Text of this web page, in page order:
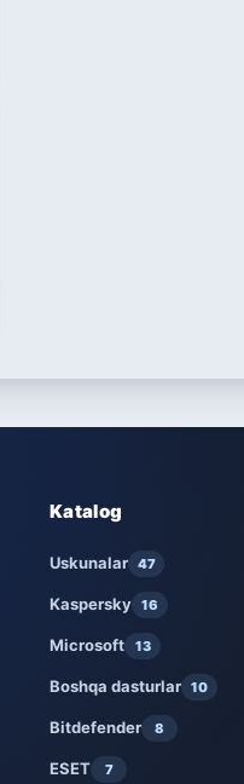
Katalog
Uskunalar 47
Kaspersky 16
Microsoft 13
Boshqa dasturlar 10
Bitdefender 8
ESET 7